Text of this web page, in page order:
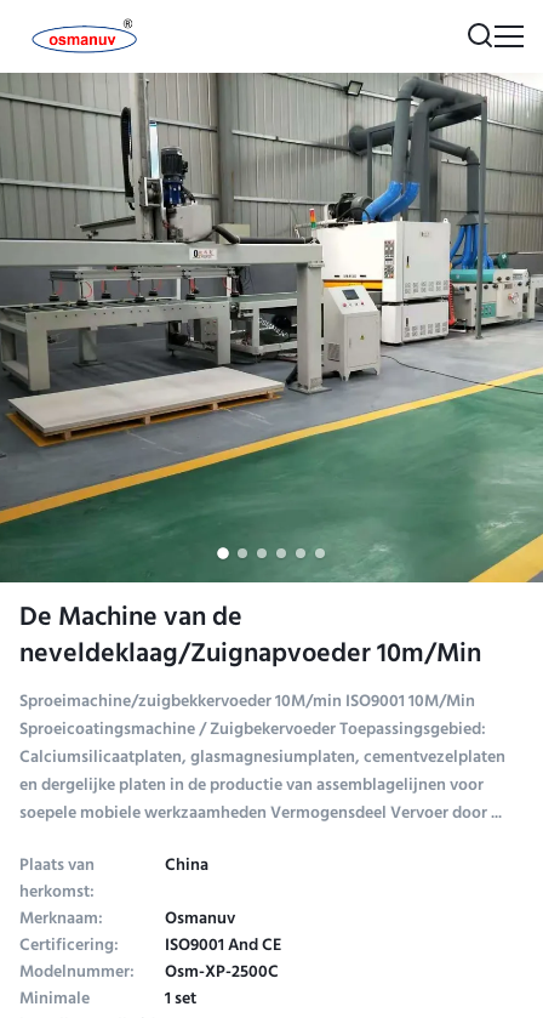
De Machine van de
neveldeklaag/Zuignapvoeder 10m/Min
Sproeimachine/zuigbekkervoeder 10M/min ISO9001 10M/Min
Sproeicoatingsmachine / Zuigbekervoeder Toepassingsgebied:
Calciumsilicaatplaten, glasmagnesiumplaten, cementvezelplaten
en dergelijke platen in de productie van assemblagelijnen voor
soepele mobiele werkzaamheden Vermogensdeel Vervoer door ...
Plaats van
herkomst:
China
Merknaam:
Osmanuv
Certificering: ISO9001 And CE
Modelnummer: Osm-XP-2500C
Minimale
1 set